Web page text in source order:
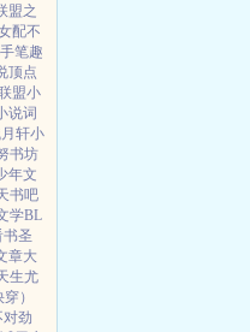
盟之
配不
笔趣
顶点
盟小
说词
轩小
书坊
年文
书吧
学BL
书圣
章大
生尤
穿）
劲